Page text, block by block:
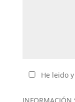
He leido